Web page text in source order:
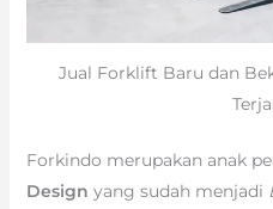
Jual Forklift Baru dan
Forkindo merupakan anak
Design yang sudah menjadi